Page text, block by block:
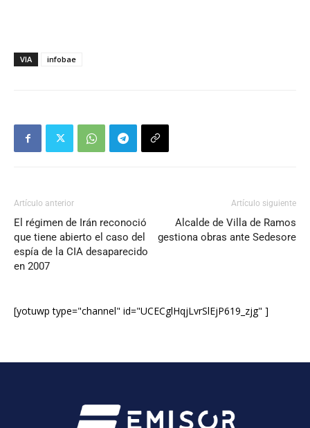
VIA infobae
Artículo anterior
El régimen de Irán reconoció
que tiene abierto el caso del
espía de la CIA desaparecido
en 2007
Artículo siguiente
Alcalde de Villa de Ramos
gestiona obras ante Sedesore
[yotuwp type="channel" id="UCECglHqjLvrSlEjP619_zjg" ]